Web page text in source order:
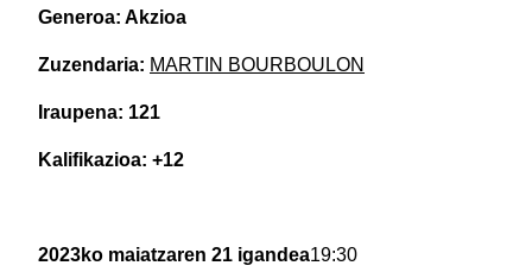
Generoa: Akzioa
Zuzendaria: MARTIN BOURBOULON
Iraupena: 121
Kalifikazioa: +12
2023ko maiatzaren 21 igandea19:30